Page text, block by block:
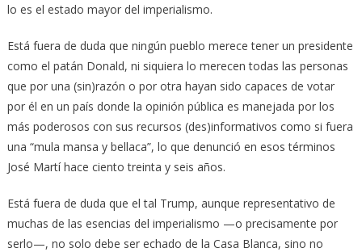
lo es el estado mayor del imperialismo.
Está fuera de duda que ningún pueblo merece tener un presidente
como el patán Donald, ni siquiera lo merecen todas las personas
que por una (sin)razón o por otra hayan sido capaces de votar
por él en un país donde la opinión pública es manejada por los
más poderosos con sus recursos (des)informativos como si fuera
una “mula mansa y bellaca”, lo que denunció en esos términos
José Martí hace ciento treinta y seis años.
Está fuera de duda que el tal Trump, aunque representativo de
muchas de las esencias del imperialismo —o precisamente por
serlo—, no solo debe ser echado de la Casa Blanca, sino no